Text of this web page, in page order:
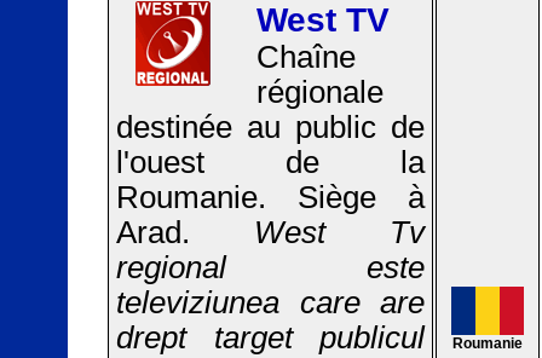
West TV
Chaîne
régionale
destinée au public de
l'ouest de la
Roumanie. Siège à
Arad. West Tv
regional este
televiziunea care are
drept target publicul
Roumanie